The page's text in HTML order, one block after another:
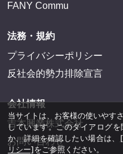
FANY Commu
法務・規約
プライバシーポリシー
反社会的勢力排除宣言
会社情報
吉本興業株式会社
お問い合わせ
当サイトは、お客様の使いやす
しています。このダイアログ
か、詳細を確認したい場合は、
リシー]をご参照ください。